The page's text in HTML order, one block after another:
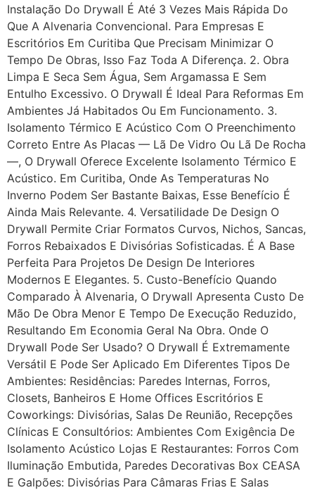
Instalação Do Drywall É Até 3 Vezes Mais Rápida Do
Que A Alvenaria Convencional. Para Empresas E
Escritórios Em Curitiba Que Precisam Minimizar O
Tempo De Obras, Isso Faz Toda A Diferença. 2. Obra
Limpa E Seca Sem Água, Sem Argamassa E Sem
Entulho Excessivo. O Drywall É Ideal Para Reformas Em
Ambientes Já Habitados Ou Em Funcionamento. 3.
Isolamento Térmico E Acústico Com O Preenchimento
Correto Entre As Placas — Lã De Vidro Ou Lã De Rocha
—, O Drywall Oferece Excelente Isolamento Térmico E
Acústico. Em Curitiba, Onde As Temperaturas No
Inverno Podem Ser Bastante Baixas, Esse Benefício É
Ainda Mais Relevante. 4. Versatilidade De Design O
Drywall Permite Criar Formatos Curvos, Nichos, Sancas,
Forros Rebaixados E Divisórias Sofisticadas. É A Base
Perfeita Para Projetos De Design De Interiores
Modernos E Elegantes. 5. Custo-Benefício Quando
Comparado À Alvenaria, O Drywall Apresenta Custo De
Mão De Obra Menor E Tempo De Execução Reduzido,
Resultando Em Economia Geral Na Obra. Onde O
Drywall Pode Ser Usado? O Drywall É Extremamente
Versátil E Pode Ser Aplicado Em Diferentes Tipos De
Ambientes: Residências: Paredes Internas, Forros,
Closets, Banheiros E Home Offices Escritórios E
Coworkings: Divisórias, Salas De Reunião, Recepções
Clínicas E Consultórios: Ambientes Com Exigência De
Isolamento Acústico Lojas E Restaurantes: Forros Com
Iluminação Embutida, Paredes Decorativas Box CEASA
E Galpões: Divisórias Para Câmaras Frias E Salas